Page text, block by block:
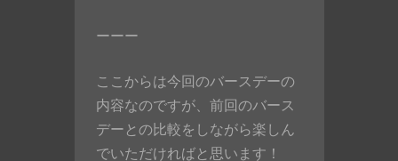
ーーー
ここからは今回のバースデーの
内容なのですが、前回のバース
デーとの比較をしながら楽しん
でいただければと思います！